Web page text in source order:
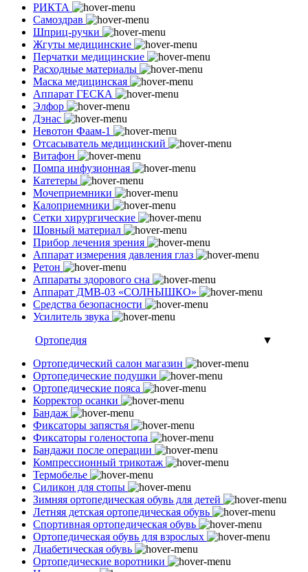
РИКТА
Самоздрав
Шприц-ручки
Жгуты медицинские
Перчатки медицинские
Расходные материалы
Маска медицинская
Аппарат ГЕСКА
Элфор
Дэнас
Невотон Фаам-1
Отсасыватель медицинский
Витафон
Помпа инфузионная
Катетеры
Мочеприемники
Калоприемники
Сетки хирургические
Шовный материал
Прибор лечения зрения
Аппарат измерения давления глаз
Ретон
Аппараты здорового сна
Аппарат ДМВ-03 «СОЛНЫШКО»
Средства безопасности
Усилитель звука
Ортопедия
▼
Ортопедический салон магазин
Ортопедические подушки
Ортопедические пояса
Корректор осанки
Бандаж
Фиксаторы запястья
Фиксаторы голеностопа
Бандажи после операции
Компрессионный трикотаж
Термобелье
Силикон для стопы
Зимняя ортопедическая обувь для детей
Летняя детская ортопедическая обувь
Спортивная ортопедическая обувь
Ортопедическая обувь для взрослых
Диабетическая обувь
Ортопедические воротники